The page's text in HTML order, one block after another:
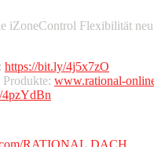
iZoneControl Flexibilität
https://bit.ly/4j5x7zO
www.rational-
4pzYdBn
RATIONAL.DACH